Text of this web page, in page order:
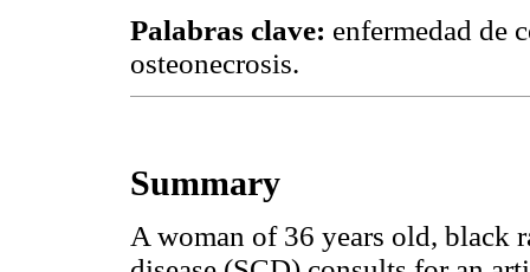
Palabras clave: enfermedad de
osteonecrosis.
Summary
A woman of 36 years old, black